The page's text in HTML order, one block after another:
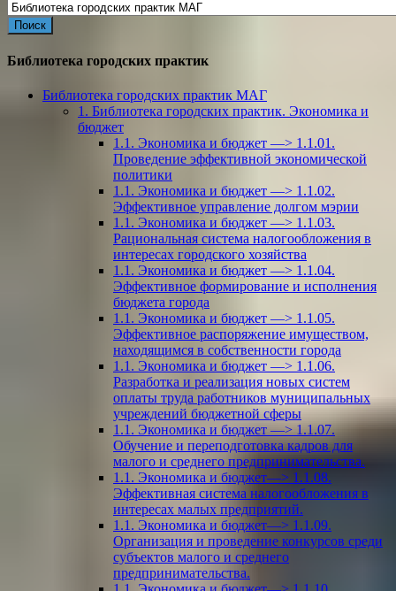
Библиотека городских практик
Библиотека городских практик МАГ
1. Библиотека городских практик. Экономика и
бюджет
1.1. Экономика и бюджет —> 1.1.01.
Проведение эффективной экономической
политики
1.1. Экономика и бюджет —> 1.1.02.
Эффективное управление долгом мэрии
1.1. Экономика и бюджет —> 1.1.03.
Рациональная система налогообложения в
интересах городского хозяйства
1.1. Экономика и бюджет —> 1.1.04.
Эффективное формирование и исполнения
бюджета города
1.1. Экономика и бюджет —> 1.1.05.
Эффективное распоряжение имуществом,
находящимся в собственности города
1.1. Экономика и бюджет —> 1.1.06.
Разработка и реализация новых систем
оплаты труда работников муниципальных
учреждений бюджетной сферы
1.1. Экономика и бюджет —> 1.1.07.
Обучение и переподготовка кадров для
малого и среднего предпринимательства.
1.1. Экономика и бюджет—> 1.1.08.
Эффективная система налогообложения в
интересах малых предприятий.
1.1. Экономика и бюджет—> 1.1.09.
Организация и проведение конкурсов среди
субъектов малого и среднего
предпринимательства.